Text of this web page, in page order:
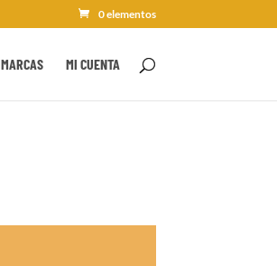
0 elementos
MARCAS MI CUENTA